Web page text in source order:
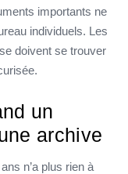
importants ne
individuels. Les
doivent se trouver
un
archive
n’a plus rien à